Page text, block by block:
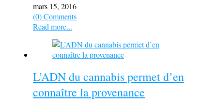
mars 15, 2016
(0) Comments
Read more...
L’ADN du cannabis permet d’en
connaître la provenance